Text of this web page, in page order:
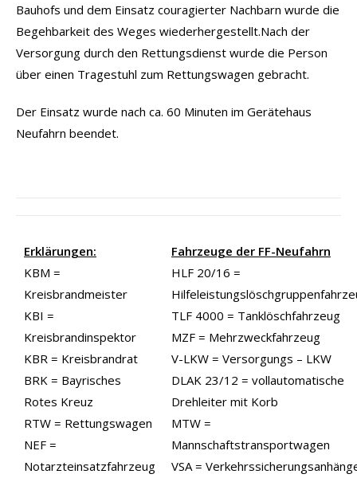
Bauhofs und dem Einsatz couragierter Nachbarn wurde die
Begehbarkeit des Weges wiederhergestellt.Nach der
Versorgung durch den Rettungsdienst wurde die Person
über einen Tragestuhl zum Rettungswagen gebracht.
Der Einsatz wurde nach ca. 60 Minuten im Gerätehaus
Neufahrn beendet.
Erklärungen:
KBM =
Kreisbrandmeister
KBI =
Kreisbrandinspektor
KBR = Kreisbrandrat
BRK = Bayrisches
Rotes Kreuz
RTW = Rettungswagen
NEF =
Notarzteinsatzfahrzeug
Fahrzeuge der FF-Neufahrn
HLF 20/16 =
TLF 4000 = Tanklöschfahrzeug
MZF = Mehrzweckfahrzeug
V-LKW = Versorgungs – LKW
DLAK 23/12 = vollautomatische
Drehleiter mit Korb
MTW =
Mannschaftstransportwagen
VSA =